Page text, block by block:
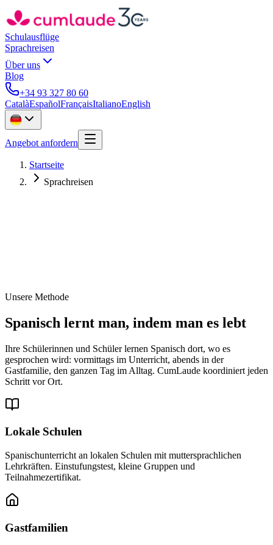
Schulausflüge
Sprachreisen
Über uns
Blog
+34 93 327 80 60
CatalàEspañolFrançaisItalianoEnglish
Angebot anfordern
Startseite
Sprachreisen
Unsere Methode
Spanisch lernt man, indem man es lebt
Ihre Schülerinnen und Schüler lernen Spanisch dort, wo es
gesprochen wird: vormittags im Unterricht, abends in der
Gastfamilie, den ganzen Tag im Alltag. CumLaude koordiniert jeden
Schritt vor Ort.
Lokale Schulen
Spanischunterricht an lokalen Schulen mit muttersprachlichen
Lehrkräften. Einstufungstest, kleine Gruppen und
Teilnahmezertifikat.
Gastfamilien